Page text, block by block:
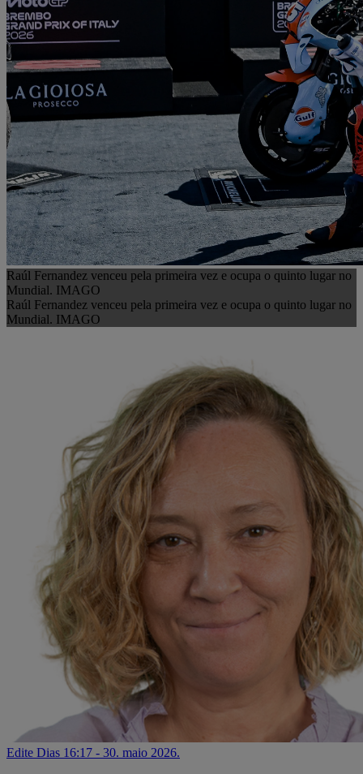
Raúl Fernandez venceu pela primeira vez e ocupa o quinto lugar no
Mundial. IMAGO
Raúl Fernandez venceu pela primeira vez e ocupa o quinto lugar no
Mundial. IMAGO
Edite Dias 16:17 - 30. maio 2026.